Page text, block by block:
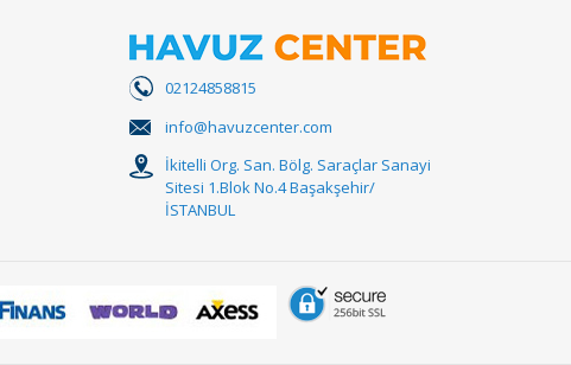
02124858815
info@havuzcenter.com
İkitelli Org. San. Bölg. Saraçlar Sanayi
Sitesi 1.Blok No.4 Başakşehir/
İSTANBUL